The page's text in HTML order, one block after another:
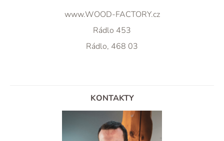
www.WOOD-FACTORY.cz
Rádlo 453
Rádlo, 468 03
KONTAKTY